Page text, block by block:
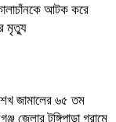
আটক করে
মৃত্যু
জামালের ৬৫ তম
জেলার টুঙ্গিপাড়া গ্রামে